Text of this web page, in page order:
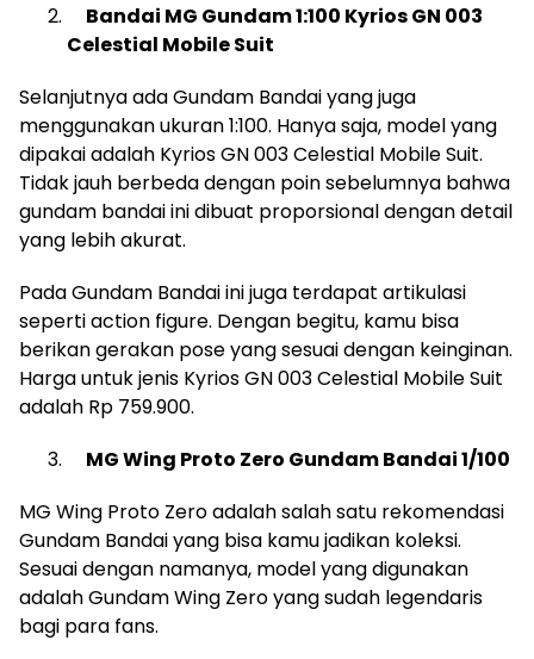
Bandai MG Gundam 1:100 Kyrios GN 003
Celestial Mobile Suit
Selanjutnya ada Gundam Bandai yang juga
menggunakan ukuran 1:100. Hanya saja, model yang
dipakai adalah Kyrios GN 003 Celestial Mobile Suit.
Tidak jauh berbeda dengan poin sebelumnya bahwa
gundam bandai ini dibuat proporsional dengan detail
yang lebih akurat.
Pada Gundam Bandai ini juga terdapat artikulasi
seperti action figure. Dengan begitu, kamu bisa
berikan gerakan pose yang sesuai dengan keinginan.
Harga untuk jenis Kyrios GN 003 Celestial Mobile Suit
adalah Rp 759.900.
MG Wing Proto Zero Gundam Bandai 1/100
MG Wing Proto Zero adalah salah satu rekomendasi
Gundam Bandai yang bisa kamu jadikan koleksi.
Sesuai dengan namanya, model yang digunakan
adalah Gundam Wing Zero yang sudah legendaris
bagi para fans.